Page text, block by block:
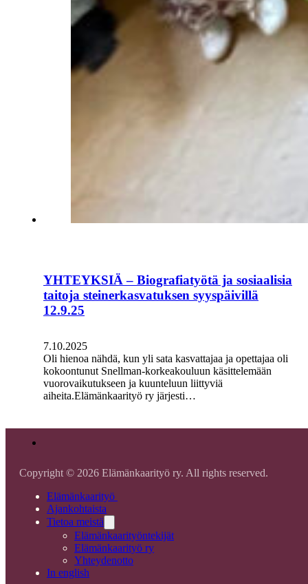
YHTEYKSIÄ – Biografiatyötä ja sosiaalisia
taitoja steinerkasvatuksen syyspäivillä
12.9.25
7.10.2025
Oli hienoa nähdä, kun yli sata kasvattajaa ja opettajaa oli
kokoontunut Snellman-korkeakouluun käsittelemään
vuorovaikutukseen ja kuunteluun liittyviä
aiheita.Elämänkaarityö ry järjesti…
Copyright © 2026 Elämänkaarityö ry. All rights reserved.
Elämänkaarityö
Ajankohtaista
Tietoa meistä
Elämänkaarityöntekijät
Elämänkaarityö ry
Yhteydenotto
In english